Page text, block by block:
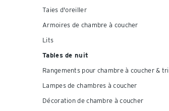
Taies d'oreiller
Armoires de chambre à coucher
Lits
Tables de nuit
Rangements pour chambre à coucher & tri
Lampes de chambres à coucher
Décoration de chambre à coucher